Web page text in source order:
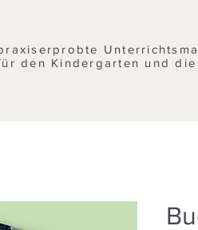
den Kindergarten und die